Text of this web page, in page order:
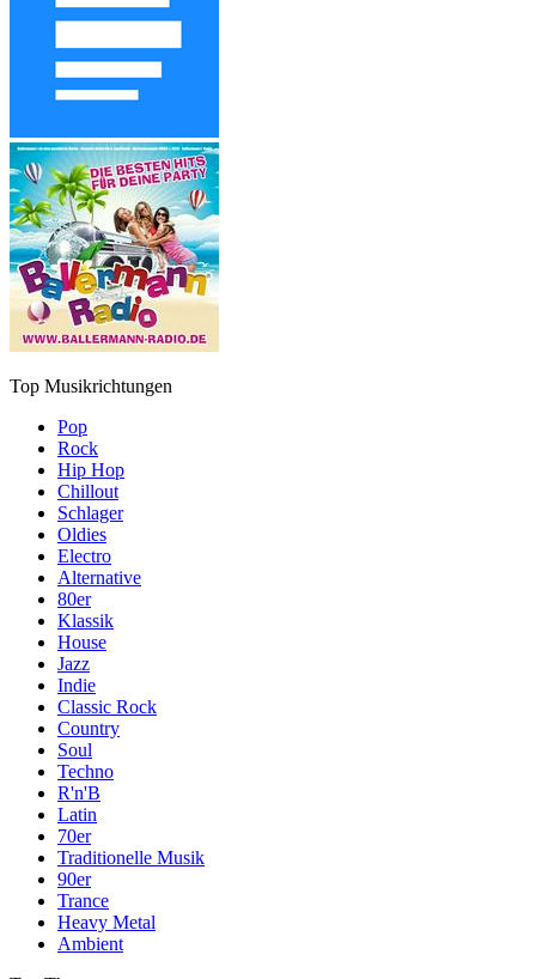
Top Musikrichtungen
Pop
Rock
Hip Hop
Chillout
Schlager
Oldies
Electro
Alternative
80er
Klassik
House
Jazz
Indie
Classic Rock
Country
Soul
Techno
R'n'B
Latin
70er
Traditionelle Musik
90er
Trance
Heavy Metal
Ambient